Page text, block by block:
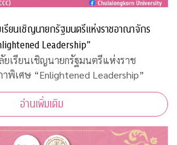
รียนเชิญนายกรัฐมนตรีแห่งราชอาณาจักร
Leadership”
เรียนเชิญนายกรัฐมนตรีแห่งราช
พิเศษ “Enlightened Leadership”
อ่านเพิ่มเติม